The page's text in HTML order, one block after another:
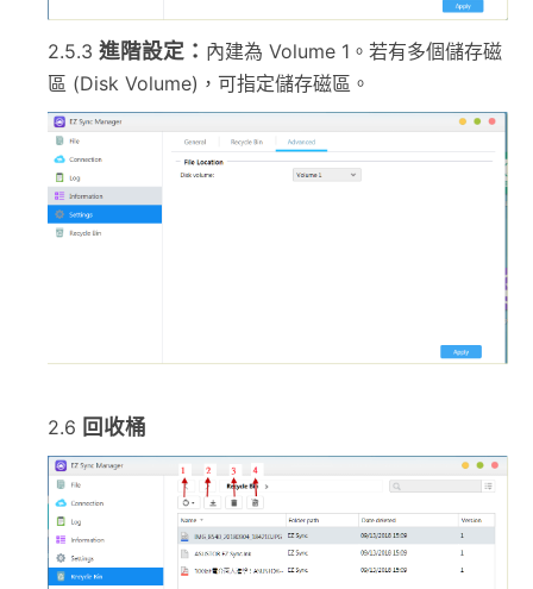
2.5.3 進階設定： 內建為 Volume 1。若有多個儲存磁
區 (Disk Volume)，可指定儲存磁區。
2.6 回收桶